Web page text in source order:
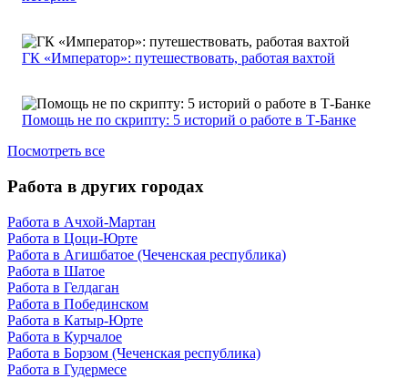
ГК «Император»: путешествовать, работая вахтой
Помощь не по скрипту: 5 историй о работе в Т-Банке
Посмотреть все
Работа в других городах
Работа в Ачхой-Мартан
Работа в Цоци-Юрте
Работа в Агишбатое (Чеченская республика)
Работа в Шатое
Работа в Гелдаган
Работа в Побединском
Работа в Катыр-Юрте
Работа в Курчалое
Работа в Борзом (Чеченская республика)
Работа в Гудермесе